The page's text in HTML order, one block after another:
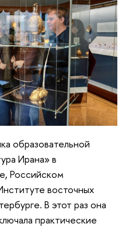
образовательной
Ирана» в
Российском
восточных
В этот раз она
практические